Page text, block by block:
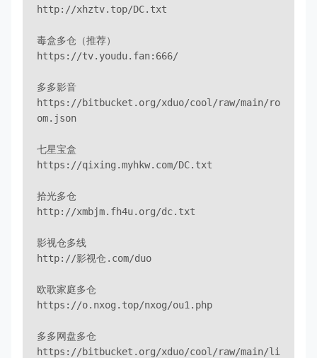
http://xhztv.top/DC.txt
毒盒多仓（推荐）
https://tv.youdu.fan:666/
多多影音
https://bitbucket.org/xduo/cool/raw/main/ro
om.json
七星宝盒
https://qixing.myhkw.com/DC.txt
拾光多仓
http://xmbjm.fh4u.org/dc.txt
影视仓多线
http://影视仓.com/duo
欧歌家庭多仓
https://o.nxog.top/nxog/ou1.php
多多网盘多仓
https://bitbucket.org/xduo/cool/raw/main/li